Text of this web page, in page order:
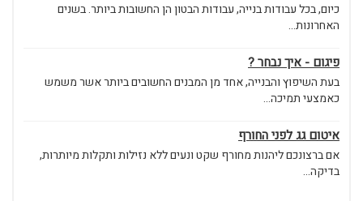
כיום, בכל עבודות בנייה, עבודות הבטון הן החשובות ביותר. בשנים
האחרונות...
פיגום - איך נבחר ?
בעת השיפוץ והבנייה, אחד מן המבנים החשובים ביותר אשר משמש
כאמצעי תמיכה...
איטום גג לפני החורף
אם ברצונכם ליהנות מחורף שקט ונעים ללא נזילות ותקלות מיותרות,
בדיקה...